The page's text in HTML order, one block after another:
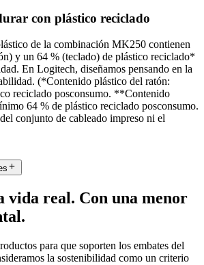
con plástico reciclado
de la combinación MK250 contienen
y un 64 % (teclado) de plástico reciclado*
En Logitech, diseñamos pensando en la
(*Contenido plástico del ratón:
reciclado posconsumo. **Contenido
64 % de plástico reciclado posconsumo.
conjunto de cableado impreso ni el
vida real. Con una menor
para que soporten los embates del
la sostenibilidad como un criterio